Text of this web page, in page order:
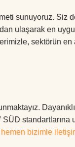
sunuyoruz. Siz
ulaşarak en
sektörün en
standartlarına
hemen bizimle